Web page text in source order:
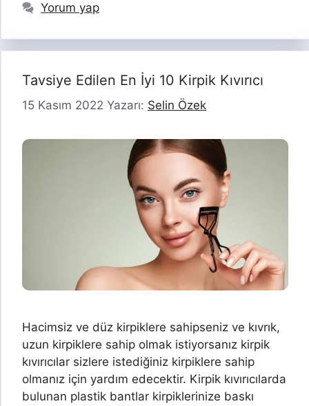
Yorum yap
Tavsiye Edilen En İyi 10 Kirpik Kıvırıcı
15 Kasım 2022 Yazarı: Selin Özek
Hacimsiz ve düz kirpiklere sahipseniz ve kıvrık,
uzun kirpiklere sahip olmak istiyorsanız kirpik
kıvırıcılar sizlere istediğiniz kirpiklere sahip
olmanız için yardım edecektir. Kirpik kıvırıcılarda
bulunan plastik bantlar kirpiklerinize baskı